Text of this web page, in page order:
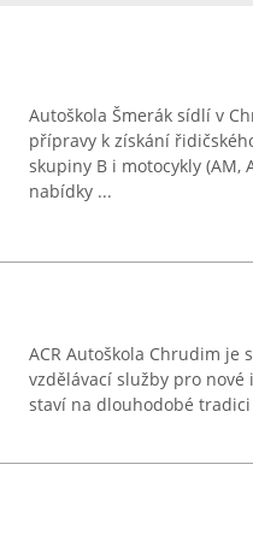
Autoškola Šmerák sídlí v
přípravy k získání
skupiny B i motocykly (AM,
nabídky ...
ACR Autoškola Chrudim je
vzdělávací služby pro
staví na dlouhodobé